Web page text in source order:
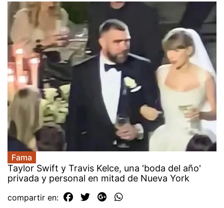
Fama
Taylor Swift y Travis Kelce, una 'boda del año'
privada y personal en mitad de Nueva York
compartir en: